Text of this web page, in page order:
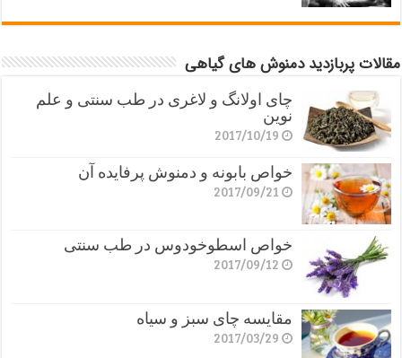
مقالات پربازدید دمنوش های گیاهی
چای اولانگ و لاغری در طب سنتی و علم
نوین
2017/10/19
خواص بابونه و دمنوش پرفایده آن
2017/09/21
خواص اسطوخودوس در طب سنتی
2017/09/12
مقایسه چای سبز و سیاه
2017/03/29